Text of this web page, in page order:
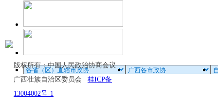
版权所有：中国人民政治协商会议
广西壮族自治区委员会 桂ICP备
13004002号-1